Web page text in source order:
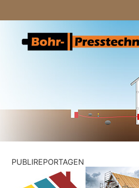
PUBLIREPORTAGEN